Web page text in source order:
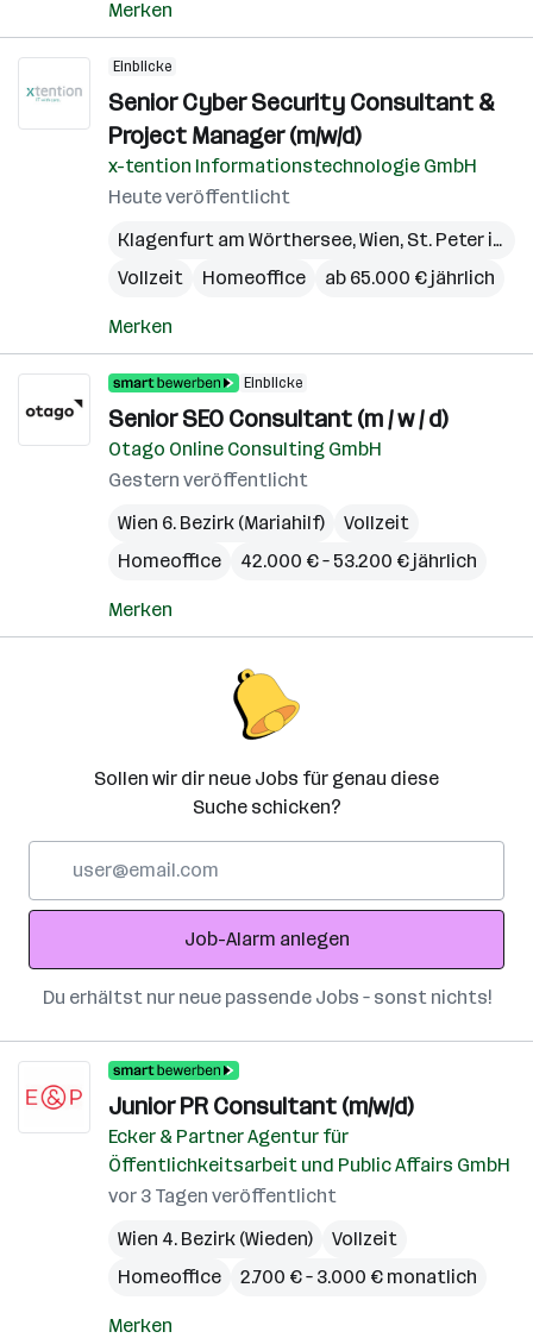
Merken
Einblicke
Senior Cyber Security Consultant &
Project Manager (m/w/d)
x-tention Informationstechnologie GmbH
Heute veröffentlicht
Klagenfurt am Wörthersee,Wien, St. Peter in der Au
Vollzeit
Homeoffice ab 65.000 € jährlich
Merken
Einblicke
Senior SEO Consultant (m / w / d)
Otago Online Consulting GmbH
Gestern veröffentlicht
Wien 6. Bezirk (Mariahilf)
Vollzeit
Homeoffice
42.000 € – 53.200 € jährlich
Merken
Sollen wir dir neue Jobs für genau diese
Suche schicken?
Adresse
Job-Alarm anlegen
Du erhältst nur neue passende Jobs – sonst nichts!
Junior PR Consultant (m/w/d)
Ecker & Partner Agentur für
Öffentlichkeitsarbeit und Public Affairs GmbH
vor 3 Tagen veröffentlicht
Wien 4. Bezirk (Wieden)
Vollzeit
Homeoffice
2.700 € – 3.000 € monatlich
Merken